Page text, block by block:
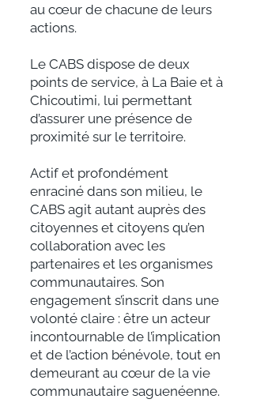
au cœur de chacune de leurs
actions.
Le CABS dispose de deux
points de service, à La Baie et à
Chicoutimi, lui permettant
d’assurer une présence de
proximité sur le territoire.
Actif et profondément
enraciné dans son milieu, le
CABS agit autant auprès des
citoyennes et citoyens qu’en
collaboration avec les
partenaires et les organismes
communautaires. Son
engagement s’inscrit dans une
volonté claire : être un acteur
incontournable de l’implication
et de l’action bénévole, tout en
demeurant au cœur de la vie
communautaire saguenéenne.